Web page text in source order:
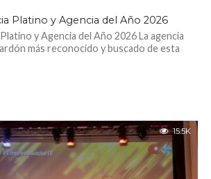
Platino y Agencia del Año 2026
y Agencia del Año 2026 La agencia
más reconocido y buscado de esta
15.5K